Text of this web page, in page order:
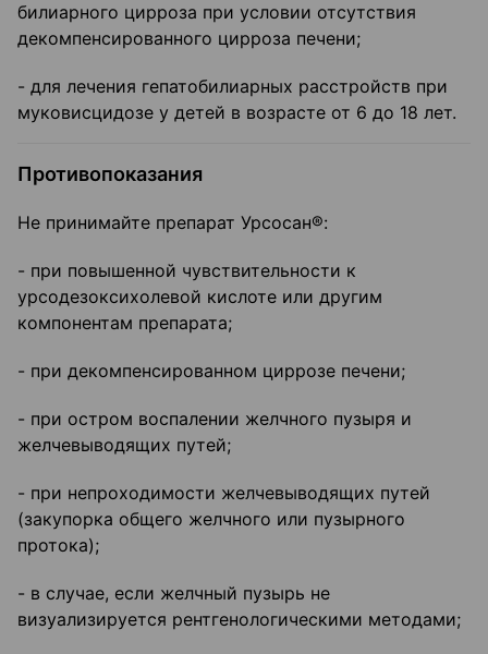
билиарного цирроза при условии отсутствия
декомпенсированного цирроза печени;
- для лечения гепатобилиарных расстройств при
муковисцидозе у детей в возрасте от 6 до 18 лет.
Противопоказания
Не принимайте препарат Урсосан®:
- при повышенной чувствительности к
урсодезоксихолевой кислоте или другим
компонентам препарата;
- при декомпенсированном циррозе печени;
- при остром воспалении желчного пузыря и
желчевыводящих путей;
- при непроходимости желчевыводящих путей
(закупорка общего желчного или пузырного
протока);
- в случае, если желчный пузырь не
визуализируется рентгенологическими методами;